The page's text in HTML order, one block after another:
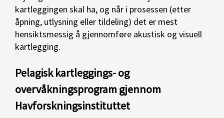
kartleggingen skal ha, og når i prosessen (etter
åpning, utlysning eller tildeling) det er mest
hensiktsmessig å gjennomføre akustisk og visuell
kartlegging.
Pelagisk kartleggings- og
overvåkningsprogram gjennom
Havforskningsinstituttet